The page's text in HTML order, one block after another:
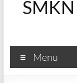
Menu